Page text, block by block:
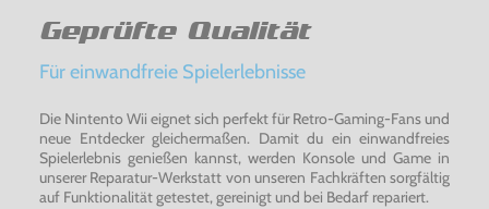
Geprüfte Qualität
Für einwandfreie Spielerlebnisse
Die Nintento Wii eignet sich perfekt für Retro-Gaming-Fans und
neue Entdecker gleichermaßen. Damit du ein einwandfreies
Spielerlebnis genießen kannst, werden Konsole und Game in
unserer Reparatur-Werkstatt von unseren Fachkräften sorgfältig
auf Funktionalität getestet, gereinigt und bei Bedarf repariert.